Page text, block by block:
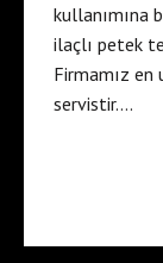
kullanımına
ilaçlı petek
Firmamız
servistir….